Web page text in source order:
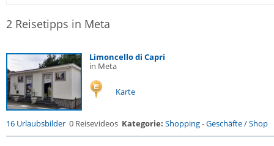
2 Reisetipps in Meta
Limoncello di Capri
in Meta
Karte
16 Urlaubsbilder 0 Reisevideos Kategorie: Shopping-Geschäfte / Shop